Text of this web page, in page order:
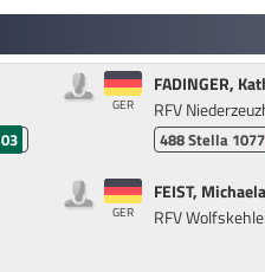
03
GER
FADINGER,
RFV
488Stella 1077
GER
FEIST, Michaela
RFV